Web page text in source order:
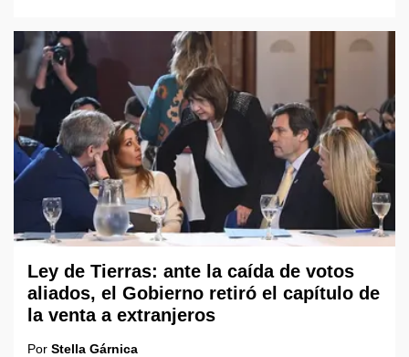
Ley de Tierras: ante la caída de votos
aliados, el Gobierno retiró el capítulo de
la venta a extranjeros
Por Stella Gárnica